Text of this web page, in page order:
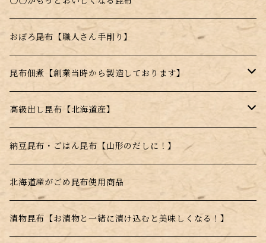
お湯を注ぐだけのスープの素
電子レンジで簡単調理！
水戻し不要！料理にそのまま投入！
おぼろ昆布【職人さん手削り】
昆布佃煮【創業当時から製造しております】
ごま昆布
とんがらし昆布
高級出し昆布【北海道産】
羅臼昆布
利尻昆布
真昆布
納豆昆布・ごはん昆布【山形のだしに！】
北海道産がごめ昆布使用商品
漬物昆布【お漬物と一緒に漬け込むと美味しくなる！】